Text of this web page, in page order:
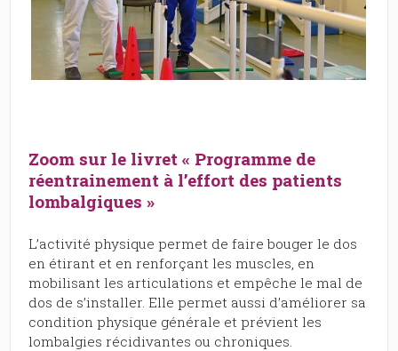
Zoom sur le livret « Programme de
réentrainement à l’effort des patients
lombalgiques »
L’activité physique permet de faire bouger le dos
en étirant et en renforçant les muscles, en
mobilisant les articulations et empêche le mal de
dos de s’installer. Elle permet aussi d’améliorer sa
condition physique générale et prévient les
lombalgies récidivantes ou chroniques.